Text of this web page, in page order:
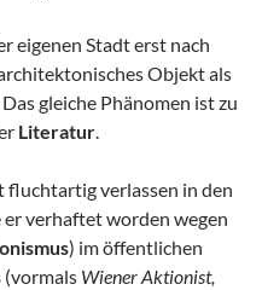
eigenen Stadt erst nach
Objekt als
gleiche Phänomen ist zu
Literatur.
fluchtartig verlassen in den
verhaftet worden wegen
) im öffentlichen
(vormals Wiener Aktionist,